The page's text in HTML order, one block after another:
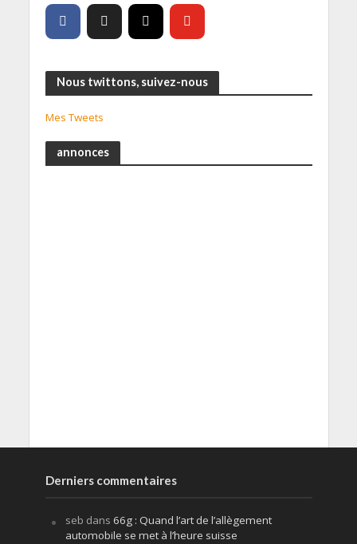
Nous twittons, suivez-nous
Mes Tweets
annonces
Derniers commentaires
seb dans 66g : Quand l’art de l’allègement
automobile se met à l’heure suisse